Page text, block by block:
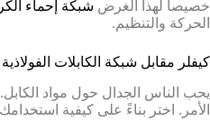
خصيصاً لهذا الغرض شبكة إحماء
الحركة والتنظيم.
كيفلر مقابل شبكة الكابلات
يحب الناس الجدال حول مواد الكابل.
الأمر. اختر بناءً على كيفية